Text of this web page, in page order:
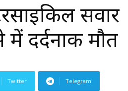
•
Hindi
सवार
दर्दनाक मौत
Twitter Telegram